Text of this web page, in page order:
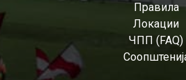
Правила
Локации
ЧПП (FAQ)